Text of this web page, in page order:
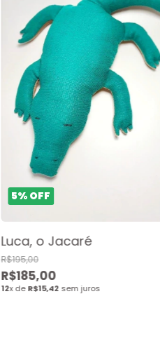
5% OFF
Luca, o Jacaré
R$195,00
R$185,00
12x deR$15,42 sem juros